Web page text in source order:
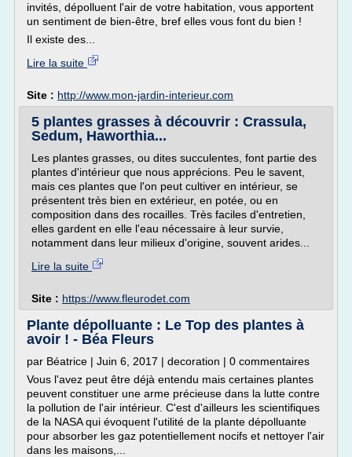
invités, dépolluent l'air de votre habitation, vous apportent
un sentiment de bien-être, bref elles vous font du bien !
Il existe des...
Lire la suite
Site : http://www.mon-jardin-interieur.com
5 plantes grasses à découvrir : Crassula,
Sedum, Haworthia...
Les plantes grasses, ou dites succulentes, font partie des
plantes d'intérieur que nous apprécions. Peu le savent,
mais ces plantes que l'on peut cultiver en intérieur, se
présentent très bien en extérieur, en potée, ou en
composition dans des rocailles. Très faciles d'entretien,
elles gardent en elle l'eau nécessaire à leur survie,
notamment dans leur milieux d'origine, souvent arides...
Lire la suite
Site : https://www.fleurodet.com
Plante dépolluante : Le Top des plantes à
avoir ! - Béa Fleurs
par Béatrice | Juin 6, 2017 | decoration | 0 commentaires
Vous l'avez peut être déjà entendu mais certaines plantes
peuvent constituer une arme précieuse dans la lutte contre
la pollution de l'air intérieur. C'est d'ailleurs les scientifiques
de la NASA qui évoquent l'utilité de la plante dépolluante
pour absorber les gaz potentiellement nocifs et nettoyer l'air
dans les maisons,...